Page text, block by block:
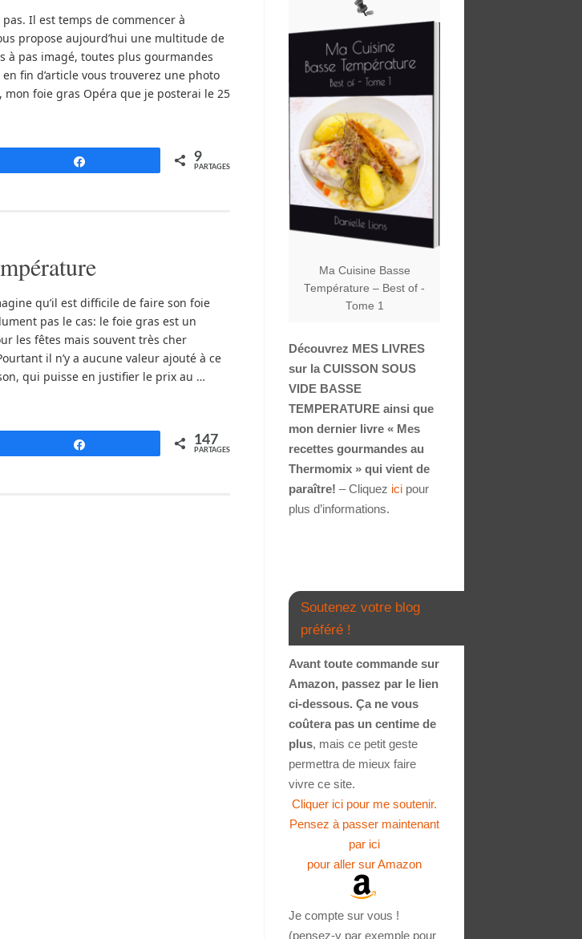
Il est temps de commencer à
propose aujourd’hui une multitude de
à pas imagé, toutes plus gourmandes
fin d’article vous trouverez une photo
foie gras Opéra que je posterai le 25
9
PARTAGES
qu’il est difficile de faire son foie
pas le cas: le foie gras est un
les fêtes mais souvent très cher
il n’y a aucune valeur ajouté à ce
qui puisse en justifier le prix au …
147
PARTAGES
Ma Cuisine Basse
Température – Best of -
Tome 1
Découvrez MES LIVRES
sur la CUISSON SOUS
VIDE BASSE
TEMPERATURE ainsi que
mon dernier livre « Mes
recettes gourmandes au
Thermomix » qui vient de
paraître! – Cliquez ici pour
plus d’informations.
Soutenez votre blog
préféré !
Avant toute commande sur
Amazon, passez par le lien
ci-dessous. Ça ne vous
coûtera pas un centime de
plus, mais ce petit geste
permettra de mieux faire
vivre ce site.
Cliquer ici pour me soutenir.
Pensez à passer maintenant
par ici
pour aller sur Amazon
Je compte sur vous !
(pensez-y par exemple pour